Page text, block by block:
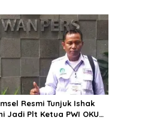
Resmi Tunjuk Ishak
Jadi Plt Ketua PWI OKU